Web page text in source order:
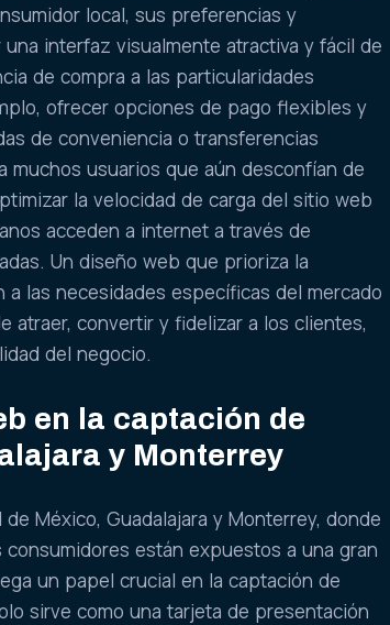
local, sus preferencias y
interfaz visualmente atractiva y fácil de
de compra a las particularidades
ofrecer opciones de pago flexibles y
de conveniencia o transferencias
muchos usuarios que aún desconfían de
la velocidad de carga del sitio web
acceden a internet a través de
Un diseño web que prioriza la
las necesidades específicas del mercado
atraer, convertir y fidelizar a los clientes,
del negocio.
en la captación de
y Monterrey
México, Guadalajara y Monterrey, donde
están expuestos a una gran
un papel crucial en la captación de
sirve como una tarjeta de presentación